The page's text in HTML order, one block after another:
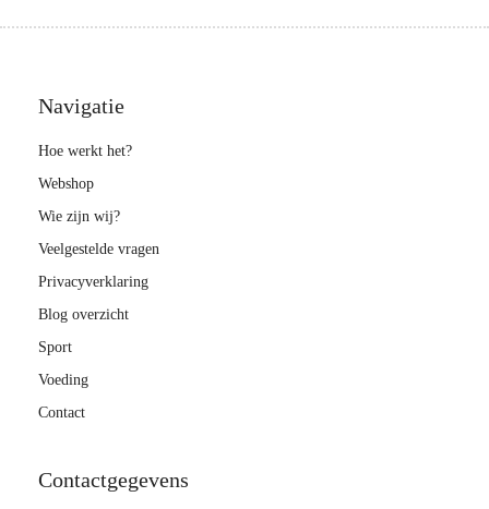
Navigatie
Hoe werkt het?
Webshop
Wie zijn wij?
Veelgestelde vragen
Privacyverklaring
Blog overzicht
Sport
Voeding
Contact
Contactgegevens